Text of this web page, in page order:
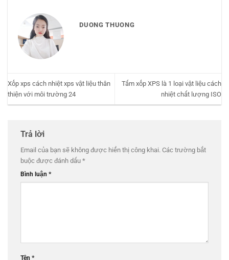
DUONG THUONG
Xốp xps cách nhiệt xps vật liệu thân
thiện với môi trường 24
Tấm xốp XPS là 1 loại vật liệu cách
nhiệt chất lượng ISO
Trả lời
Email của bạn sẽ không được hiển thị công khai. Các trường bắt
buộc được đánh dấu *
Bình luận *
Tên *